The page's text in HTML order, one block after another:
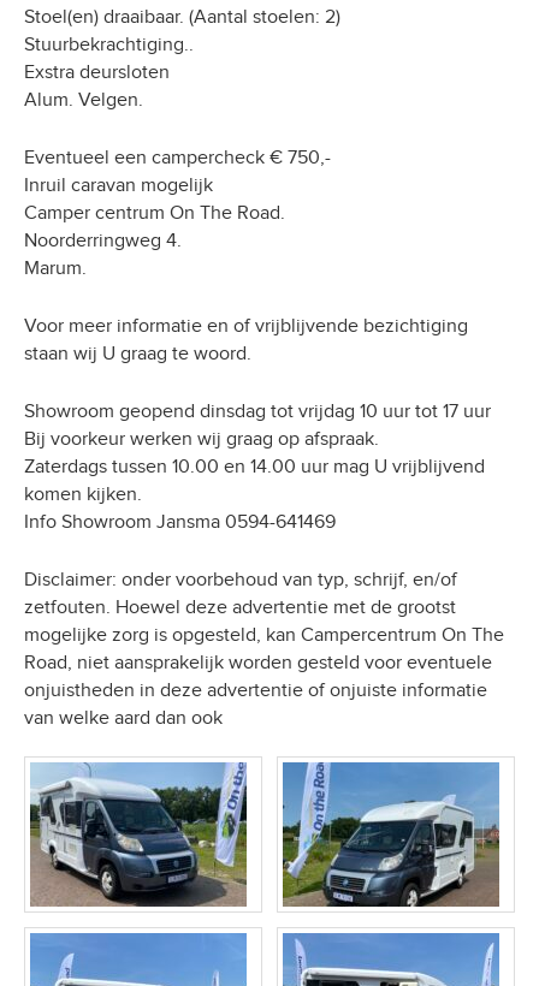
Stoel(en) draaibaar. (Aantal stoelen: 2)
Stuurbekrachtiging..
Exstra deursloten
Alum. Velgen.
Eventueel een campercheck € 750,-
Inruil caravan mogelijk
Camper centrum On The Road.
Noorderringweg 4.
Marum.
Voor meer informatie en of vrijblijvende bezichtiging
staan wij U graag te woord.
Showroom geopend dinsdag tot vrijdag 10 uur tot 17 uur
Bij voorkeur werken wij graag op afspraak.
Zaterdags tussen 10.00 en 14.00 uur mag U vrijblijvend
komen kijken.
Info Showroom Jansma 0594-641469
Disclaimer: onder voorbehoud van typ, schrijf, en/of
zetfouten. Hoewel deze advertentie met de grootst
mogelijke zorg is opgesteld, kan Campercentrum On The
Road, niet aansprakelijk worden gesteld voor eventuele
onjuistheden in deze advertentie of onjuiste informatie
van welke aard dan ook